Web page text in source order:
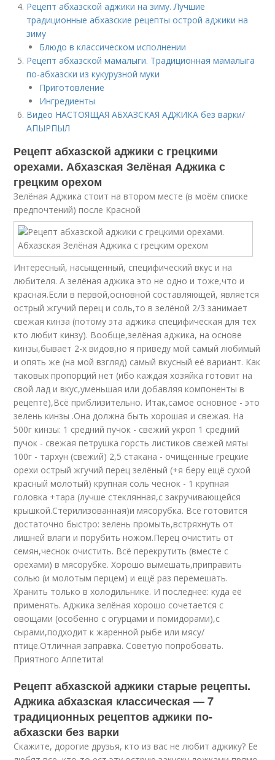
Рецепт абхазской аджики на зиму. Лучшие
традиционные абхазские рецепты острой аджики на
зиму
Блюдо в классическом исполнении
Рецепт абхазской мамалыги. Традиционная мамалыга
по-абхазски из кукурузной муки
Приготовление
Ингредиенты
Видео НАСТОЯЩАЯ АБХАЗСКАЯ АДЖИКА без варки/
АПЫРПЫЛ
Рецепт абхазской аджики с грецкими
орехами. Абхазская Зелёная Аджика с
грецким орехом
Зелёная Аджика стоит на втором месте (в моём списке
предпочтений) после Красной
Интересный, насыщенный, специфический вкус и на
любителя. А зелёная аджика это не одно и тоже,что и
красная.Если в первой,основной составляющей, является
острый жгучий перец и соль,то в зелёной 2/3 занимает
свежая кинза (потому эта аджика специфическая для тех
кто любит кинзу). Вообще,зелёная аджика, на основе
кинзы,бывает 2-х видов,но я приведу мой самый любимый
и опять же (на мой взгляд) самый вкусный её вариант. Как
таковых пропорций нет (ибо каждая хозяйка готовит на
свой лад и вкус,уменьшая или добавляя компоненты в
рецепте),Всё приблизительно. Итак,самое основное - это
зелень кинзы .Она должна быть хорошая и свежая. На
500г кинзы: 1 средний пучок - свежий укроп 1 средний
пучок - свежая петрушка горсть листиков свежей мяты
100г - тархун (свежий) 2,5 стакана - очищенные грецкие
орехи острый жгучий перец зелёный (+я беру ещё сухой
красный молотый) крупная соль чеснок - 1 крупная
головка +тара (лучше стеклянная,с закручивающейся
крышкой.Стерилизованная)и мясорубка. Всё готовится
достаточно быстро: зелень промыть,встряхнуть от
лишней влаги и порубить ножом.Перец очистить от
семян,чеснок очистить. Всё перекрутить (вместе с
орехами) в мясорубке. Хорошо вымешать,приправить
солью (и молотым перцем) и ещё раз перемешать.
Хранить только в холодильнике. И последнее: куда её
применять. Аджика зелёная хорошо сочетается с
овощами (особенно с огурцами и помидорами),с
сырами,подходит к жаренной рыбе или мясу/
птице.Отличная заправка. Советую попробовать.
Приятного Аппетита!
Рецепт абхазской аджики старые рецепты.
Аджика абхазская классическая — 7
традиционных рецептов аджики по-
абхазски без варки
Скажите, дорогие друзья, кто из вас не любит аджику? Ее